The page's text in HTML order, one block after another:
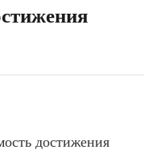
достижения